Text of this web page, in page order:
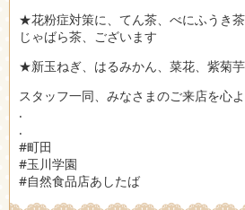
★花粉症対策に、てん茶、べにふうき茶
じゃばら茶、ございます
★新玉ねぎ、はるみかん、菜花、紫菊
スタッフ一同、みなさまのご来店を心
.
.
#町田
#玉川学園
#自然食品店あしたば